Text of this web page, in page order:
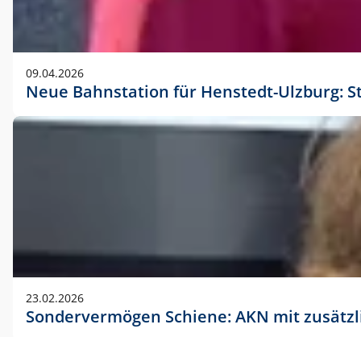
09.04.2026
Neue Bahnstation für Henstedt-Ulzburg:
23.02.2026
Sondervermögen Schiene: AKN mit